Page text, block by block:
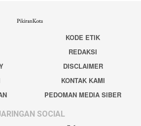
KODE ETIK
REDAKSI
DISCLAIMER
KONTAK KAMI
PEDOMAN MEDIA SIBER
SOCIAL